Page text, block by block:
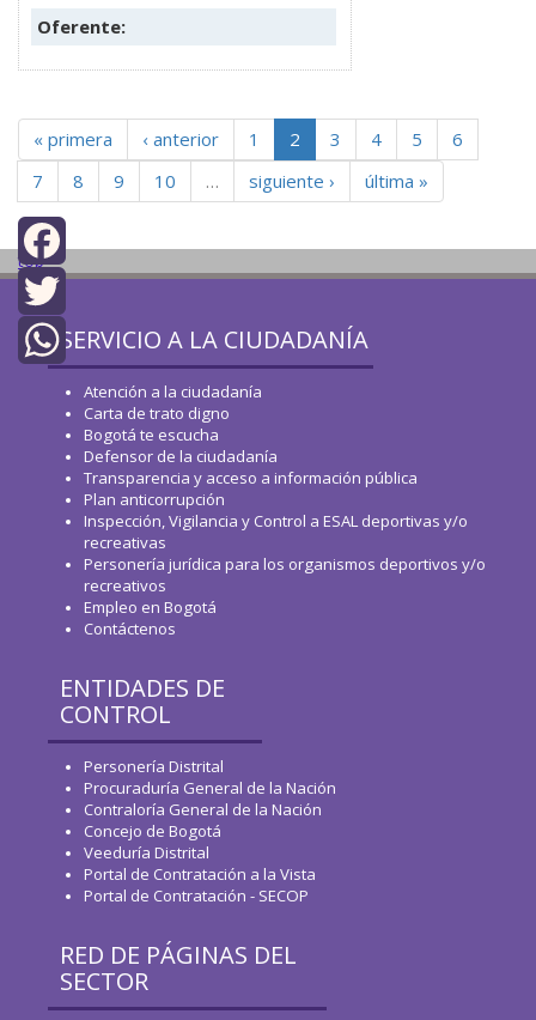
Oferente:
« primera ‹ anterior 1 2 3 4 5
6
7
8 9 10 … siguiente › última »
Facebook
Twitter
WhatsApp
top
SERVICIO A LA CIUDADANÍA
Atención a la ciudadanía
Carta de trato digno
Bogotá te escucha
Defensor de la ciudadanía
Transparencia y acceso a información pública
Plan anticorrupción
Inspección, Vigilancia y Control a ESAL deportivas y/o
recreativas
Personería jurídica para los organismos deportivos y/o
recreativos
Empleo en Bogotá
Contáctenos
ENTIDADES DE
CONTROL
Personería Distrital
Procuraduría General de la Nación
Contraloría General de la Nación
Concejo de Bogotá
Veeduría Distrital
Portal de Contratación a la Vista
Portal de Contratación - SECOP
RED DE PÁGINAS DEL
SECTOR